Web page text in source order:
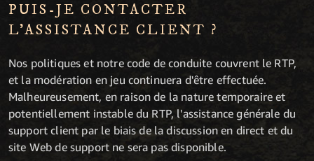
PUIS-JE CONTACTER
L'ASSISTANCE CLIENT ?
Nos politiques et notre code de conduite couvrent le RTP,
et la modération en jeu continuera d'être effectuée.
Malheureusement, en raison de la nature temporaire et
potentiellement instable du RTP, l'assistance générale du
support client par le biais de la discussion en direct et du
site Web de support ne sera pas disponible.